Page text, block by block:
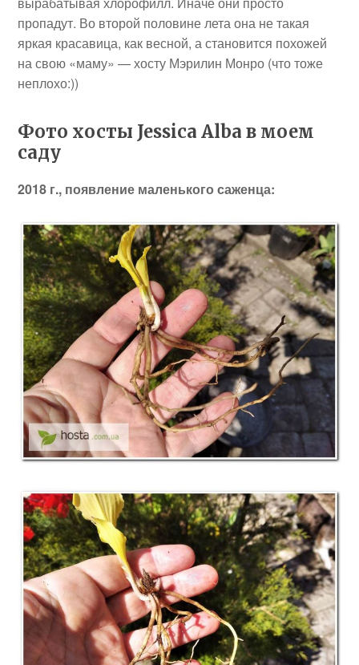
пропадут. Во второй половине лета она не такая
яркая красавица, как весной, а становится похожей
на свою «маму» — хосту Мэрилин Монро (что тоже
неплохо:))
Фото хосты Jessica Alba в моем
саду
2018 г., появление маленького саженца: